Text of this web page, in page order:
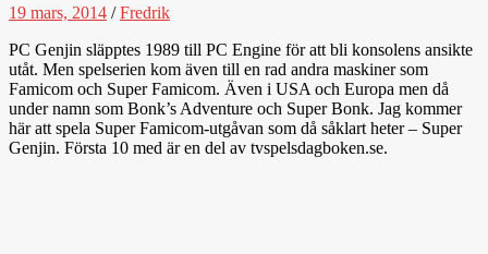
19 mars, 2014 /Fredrik
PC Genjin släpptes 1989 till PC Engine för att bli konsolens ansikte
utåt. Men spelserien kom även till en rad andra maskiner som
Famicom och Super Famicom. Även i USA och Europa men då
under namn som Bonk’s Adventure och Super Bonk. Jag kommer
här att spela Super Famicom-utgåvan som då såklart heter – Super
Genjin. Första 10 med är en del av tvspelsdagboken.se.